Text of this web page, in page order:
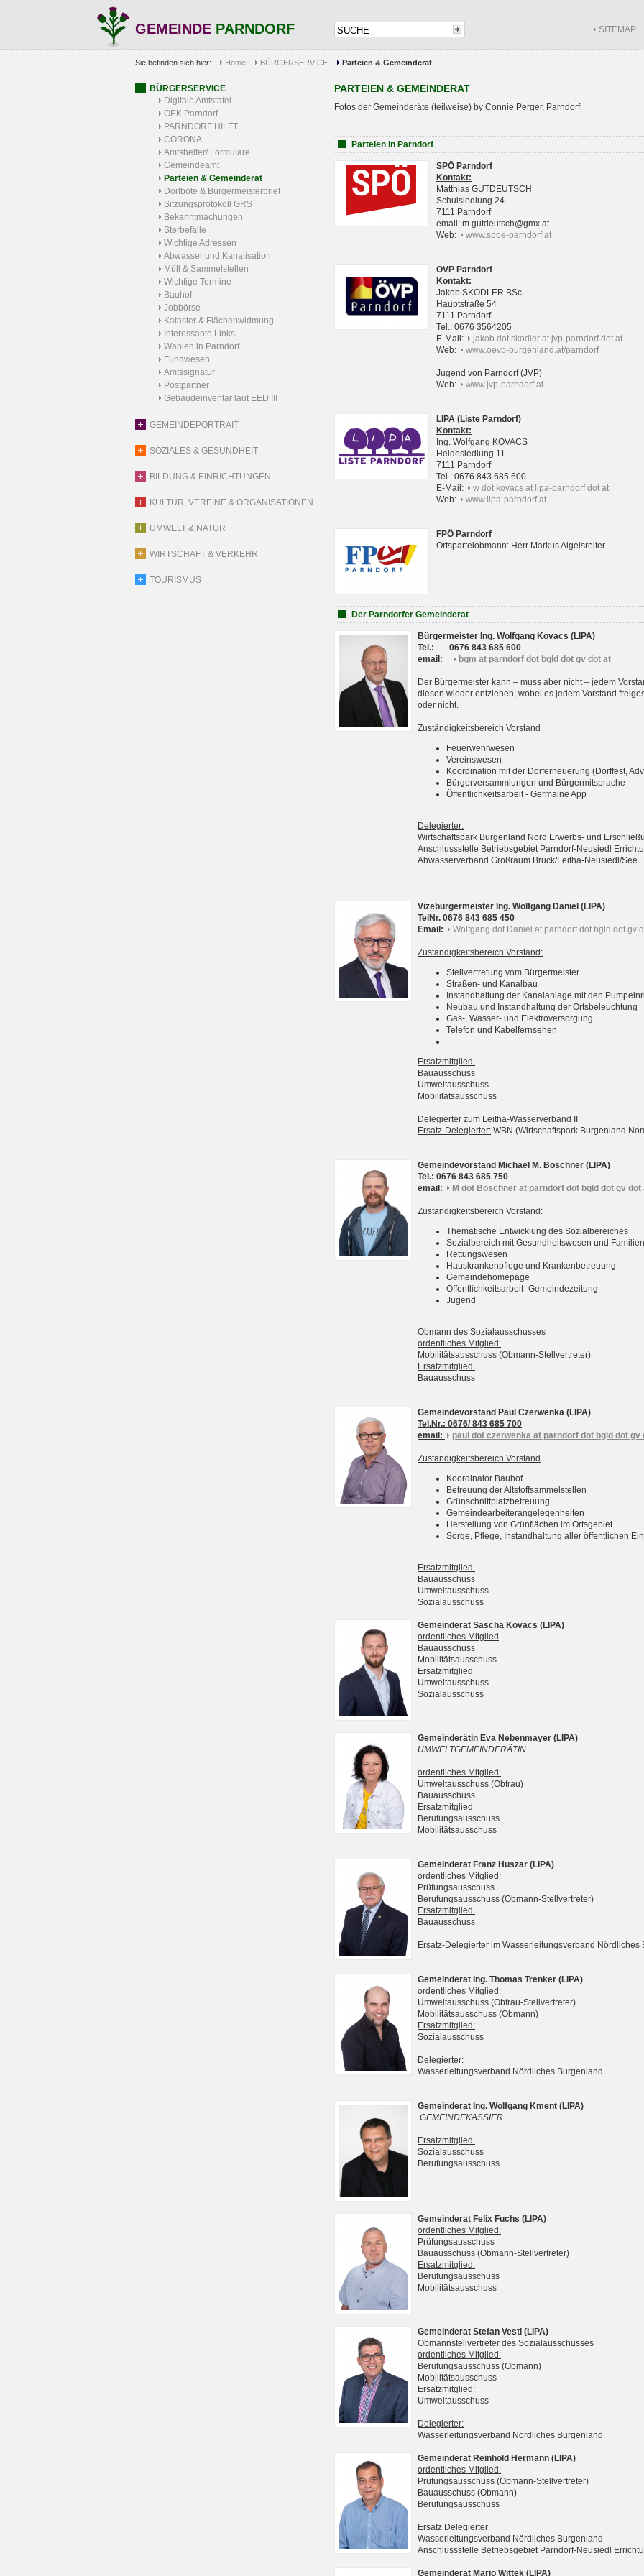
GEMEINDE PARNDORF SITEMAP
Sie befinden sich hier: Home BÜRGERSERVICE Parteien & Gemeinderat
BÜRGERSERVICE
Digitale Amtstafel
ÖEK Parndorf
PARNDORF HILFT
CORONA
Amtshelfer/ Formulare
Gemeindeamt
Parteien & Gemeinderat
Dorfbote & Bürgermeisterbrief
Sitzungsprotokoll GRS
Bekanntmachungen
Sterbefälle
Wichtige Adressen
Abwasser und Kanalisation
Müll & Sammelstellen
Wichtige Termine
Bauhof
Jobbörse
Kataster & Flächenwidmung
Interessante Links
Wahlen in Parndorf
Fundwesen
Amtssignatur
Postpartner
Gebäudeinventar laut EED III
GEMEINDEPORTRAIT
SOZIALES & GESUNDHEIT
BILDUNG & EINRICHTUNGEN
KULTUR, VEREINE & ORGANISATIONEN
UMWELT & NATUR
WIRTSCHAFT & VERKEHR
TOURISMUS
PARTEIEN & GEMEINDERAT
Fotos der Gemeinderäte (teilweise) by Connie Perger, Parndorf.
Parteien in Parndorf
SPÖ Parndorf
Kontakt:
Matthias GUTDEUTSCH
Schulsiedlung 24
7111 Parndorf
email: m.gutdeutsch@gmx.at
Web:
www.spoe-parndorf.at
ÖVP Parndorf
Kontakt:
Jakob SKODLER BSc
Hauptstraße 54
7111 Parndorf
Tel.: 0676 3564205
E-Mail:
jakob dot skodler at jvp-parndorf dot at
Web:
www.oevp-burgenland.at/parndorf
Jugend von Parndorf (JVP)
Web:
www.jvp-parndorf.at
LIPA (Liste Parndorf)
Kontakt:
Ing. Wolfgang KOVACS
Heidesiedlung 11
7111 Parndorf
Tel.: 0676 843 685 600
E-Mail:
w dot kovacs at lipa-parndorf dot at
Web:
www.lipa-parndorf.at
FPÖ Parndorf
Ortsparteiobmann: Herr Markus Aigelsreiter
Der Parndorfer Gemeinderat
Bürgermeister Ing. Wolfgang Kovacs (LIPA)
Tel.: 0676 843 685 600
email:
bgm at parndorf dot bgld dot gv dot at
Der Bürgermeister kann – muss aber nicht – jedem
diesen wieder entziehen; wobei es jedem Vorstand
oder nicht.
Zuständigkeitsbereich Vorstand
Feuerwehrwesen
Vereinswesen
Koordination mit der Dorferneuerung (Dorffest,
Bürgerversammlungen und Bürgermitsprache
Öffentlichkeitsarbeit - Germaine App
Delegierter:
Wirtschaftspark Burgenland Nord Erwerbs- und
Anschlussstelle Betriebsgebiet Parndorf-Neusiedl
Abwasserverband Großraum Bruck/Leitha-Neusiedl/See
Vizebürgermeister Ing. Wolfgang Daniel (LIPA)
TelNr. 0676 843 685 450
Email:
Wolfgang dot Daniel at parndorf dot bgld dot gv
Zuständigkeitsbereich Vorstand:
Stellvertretung vom Bürgermeister
Straßen- und Kanalbau
Instandhaltung der Kanalanlage mit den
Neubau und Instandhaltung der Ortsbeleuchtung
Gas-, Wasser- und Elektroversorgung
Telefon und Kabelfernsehen
Ersatzmitglied:
Bauausschuss
Umweltausschuss
Mobilitätsausschuss
Delegierter zum Leitha-Wasserverband II
Ersatz-Delegierter: WBN (Wirtschaftspark Burgenland
Gemeindevorstand Michael M. Boschner (LIPA)
Tel.: 0676 843 685 750
email:
M dot Boschner at parndorf dot bgld dot gv dot
Zuständigkeitsbereich Vorstand:
Thematische Entwicklung des Sozialbereiches
Sozialbereich mit Gesundheitswesen und
Rettungswesen
Hauskrankenpflege und Krankenbetreuung
Gemeindehomepage
Öffentlichkeitsarbeit- Gemeindezeitung
Jugend
Obmann des Sozialausschusses
ordentliches Mitglied:
Mobilitätsausschuss (Obmann-Stellvertreter)
Ersatzmitglied:
Bauausschuss
Gemeindevorstand Paul Czerwenka (LIPA)
Tel.Nr.: 0676/ 843 685 700
email:
paul dot czerwenka at parndorf dot bgld dot gv
Zuständigkeitsbereich Vorstand
Koordinator Bauhof
Betreuung der Altstoffsammelstellen
Grünschnittplatzbetreuung
Gemeindearbeiterangelegenheiten
Herstellung von Grünflächen im Ortsgebiet
Sorge, Pflege, Instandhaltung aller öffentlichen
Ersatzmitglied:
Bauausschuss
Umweltausschuss
Sozialausschuss
Gemeinderat Sascha Kovacs (LIPA)
ordentliches Mitglied
Bauausschuss
Mobilitätsausschuss
Ersatzmitglied:
Umweltausschuss
Sozialausschuss
Gemeinderätin Eva Nebenmayer (LIPA)
UMWELTGEMEINDERÄTIN
ordentliches Mitglied:
Umweltausschuss (Obfrau)
Bauausschuss
Ersatzmitglied:
Berufungsausschuss
Mobilitätsausschuss
Gemeinderat Franz Huszar (LIPA)
ordentliches Mitglied:
Prüfungsausschuss
Berufungsausschuss (Obmann-Stellvertreter)
Ersatzmitglied:
Bauausschuss
Ersatz-Delegierter im Wasserleitungsverband Nördliches
Gemeinderat Ing. Thomas Trenker (LIPA)
ordentliches Mitglied:
Umweltausschuss (Obfrau-Stellvertreter)
Mobilitätsausschuss (Obmann)
Ersatzmitglied:
Sozialausschuss
Delegierter:
Wasserleitungsverband Nördliches Burgenland
Gemeinderat Ing. Wolfgang Kment (LIPA)
GEMEINDEKASSIER
Ersatzmitglied:
Sozialausschuss
Berufungsausschuss
Gemeinderat Felix Fuchs (LIPA)
ordentliches Mitglied:
Prüfungsausschuss
Bauausschuss (Obmann-Stellvertreter)
Ersatzmitglied:
Berufungsausschuss
Mobilitätsausschuss
Gemeinderat Stefan Vestl (LIPA)
Obmannstellvertreter des Sozialausschusses
ordentliches Mitglied:
Berufungsausschuss (Obmann)
Mobilitätsausschuss
Ersatzmitglied:
Umweltausschuss
Delegierter:
Wasserleitungsverband Nördliches Burgenland
Gemeinderat Reinhold Hermann (LIPA)
ordentliches Mitglied:
Prüfungsausschuss (Obmann-Stellvertreter)
Bauausschuss (Obmann)
Berufungsausschuss
Ersatz Delegierter
Wasserleitungsverband Nördliches Burgenland
Anschlussstelle Betriebsgebiet Parndorf-Neusiedl
Gemeinderat Mario Wittek (LIPA)